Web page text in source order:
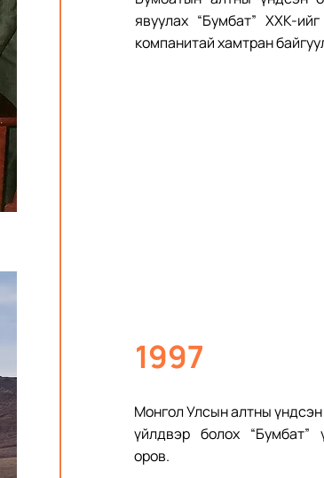
явуулах “Бумбат” ХХК-
компанитай хамтран
1997
Монгол Улсын алтны
үйлдвэр болох “Бумбат”
оров.